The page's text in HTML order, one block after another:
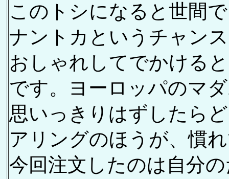
このトシになると世間
ナントカというチャン
おしゃれしてでかける
です。ヨーロッパのマ
思いっきりはずしたら
アリングのほうが、慣
今回注文したのは自分